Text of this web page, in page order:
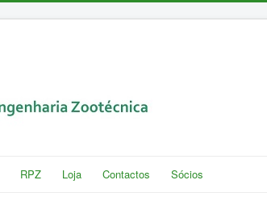
RPZ Loja Contactos Sócios